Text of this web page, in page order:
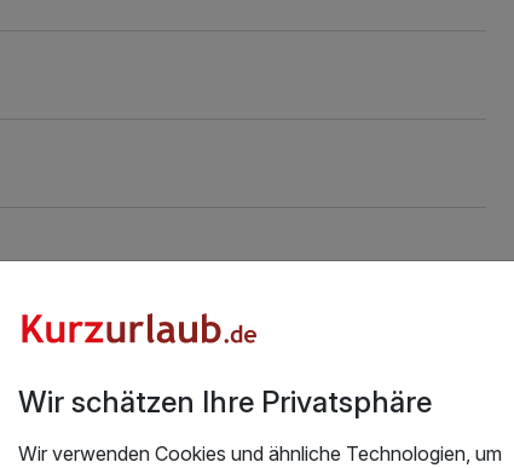
Wir schätzen Ihre Privatsphäre
Wir verwenden Cookies und ähnliche Technologien, um